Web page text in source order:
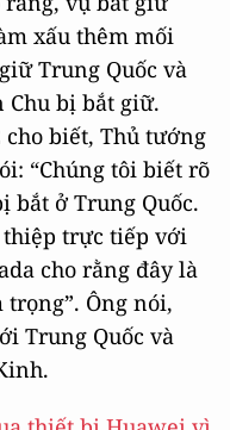
xấu thêm mối
Trung Quốc và
Chu bị bắt giữ.
cho biết, Thủ tướng
“Chúng tôi biết rõ
bắt ở Trung Quốc.
thiệp trực tiếp với
cho rằng đây là
Ông nói,
Trung Quốc và